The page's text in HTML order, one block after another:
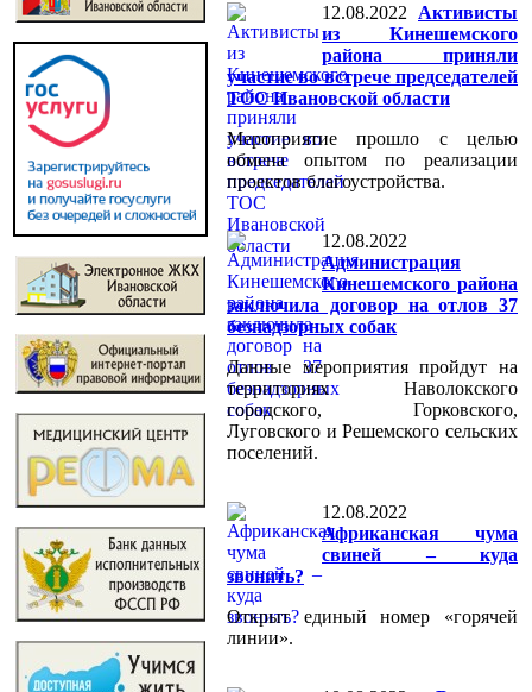
12.08.2022
Активисты
из Кинешемского
района приняли
участие во встрече председателей
ТОС Ивановской области
Мероприятие прошло с целью
обмена опытом по реализации
проектов благоустройства.
12.08.2022
Администрация
Кинешемского района
заключила договор на отлов 37
безнадзорных собак
Данные мероприятия пройдут на
территориях Наволокского
городского, Горковского,
Луговского и Решемского сельских
поселений.
12.08.2022
Африканская чума
свиней – куда
звонить?
Открыт единый номер «горячей
линии».